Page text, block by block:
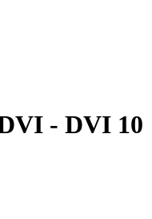
- DVI 10